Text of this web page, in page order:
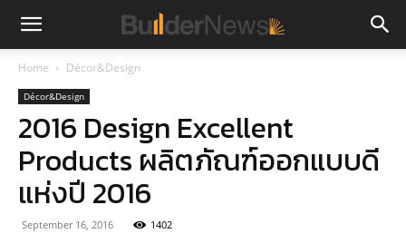
Home Décor&Design
Décor&Design
2016 Design Excellent
Products ผลิตภัณฑ์ออกแบบดี
แห่งปี 2016
September 16, 2016 1402